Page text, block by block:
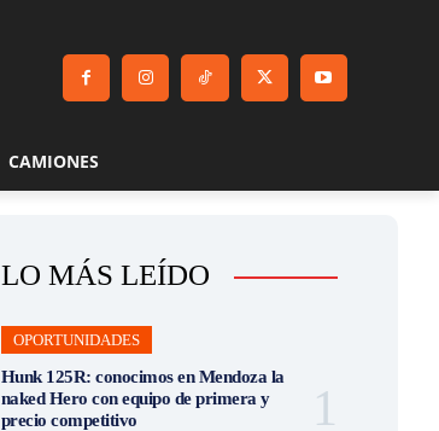
CAMIONES
LO MÁS LEÍDO
OPORTUNIDADES
Hunk 125R: conocimos en Mendoza la
naked Hero con equipo de primera y
precio competitivo